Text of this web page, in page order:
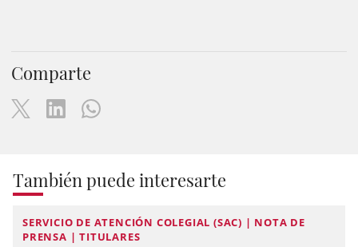
Comparte
También puede interesarte
SERVICIO DE ATENCIÓN COLEGIAL (SAC) | NOTA DE
PRENSA | TITULARES